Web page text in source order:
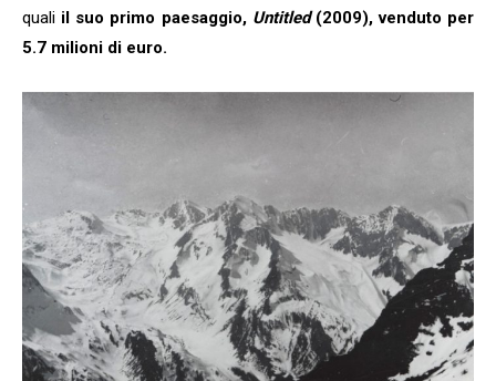
quali il suo primo paesaggio, Untitled(2009), venduto per
5.7 milioni di euro.